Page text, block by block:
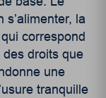
la
correspond
des droits que
une
tranquille